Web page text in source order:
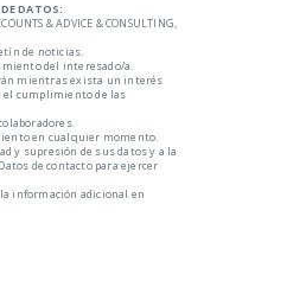
DATOS:
& ADVICE & CONSULTING,
de noticias.
del interesado/a.
mientras exista un interés
el cumplimiento de las
en cualquier momento.
y supresión de sus datos y a la
de contacto para ejercer
información adicional en